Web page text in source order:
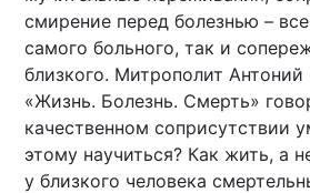
смирение перед болезнью –
самого больного, так и
близкого. Митрополит
«Жизнь. Болезнь. Смерть»
качественном соприсутствии
этому научиться? Как жить, а
у близкого человека